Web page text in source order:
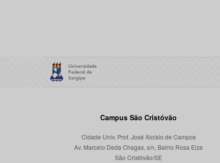
Campus São Cristóvão
Cidade Univ. Prof. José Aloísio de Campos
Av. Marcelo Deda Chagas, s/n, Bairro Rosa Elze
São Cristóvão/SE